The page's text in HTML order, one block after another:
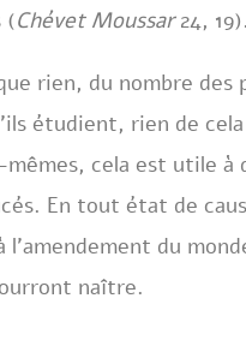
(Chévet Moussar24, 19).
rien, du nombre des
étudient, rien de
cela est utile à
En tout état de
du
naître.